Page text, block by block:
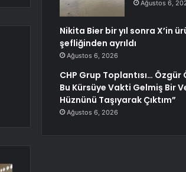
Ağustos 6,
Nikita Bier bir yıl sonra X’in
şefliğinden ayrıldı
Ağustos 6, 2026
CHP Grup Toplantısı… Özgür
Bu Kürsüye Vakti Gelmiş Bir
Hüznünü Taşıyarak Çıktım”
Ağustos 6, 2026